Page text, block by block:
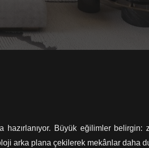
Büyük eğilimler
arka plana çekilerek mekânlar daha